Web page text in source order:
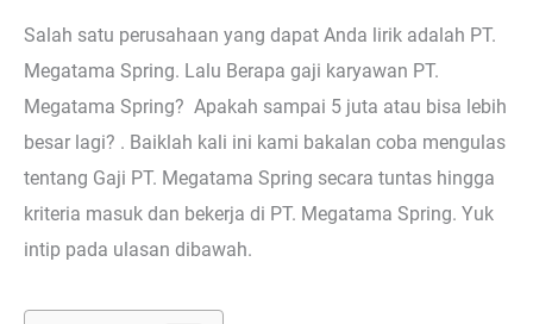
Salah satu perusahaan yang dapat Anda lirik adalah PT.
Megatama Spring. Lalu Berapa gaji karyawan PT.
Megatama Spring? Apakah sampai 5 juta atau bisa lebih
besar lagi? . Baiklah kali ini kami bakalan coba mengulas
tentang Gaji PT. Megatama Spring secara tuntas hingga
kriteria masuk dan bekerja di PT. Megatama Spring. Yuk
intip pada ulasan dibawah.